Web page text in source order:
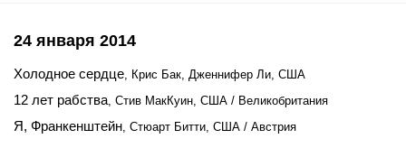
24 января 2014
Холодное сердце, Крис Бак, Дженнифер Ли, США
12 лет рабства, Стив МакКуин, США / Великобритания
Я, Франкенштейн, Стюарт Битти, США / Австрия